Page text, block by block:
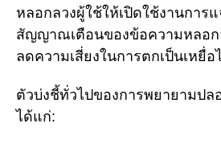
หลอกลวงผู้ใช้ให้เปิดใช้งานการ
สัญญาณเตือนของข้อความหลอก
ลดความเสี่ยงในการตกเป็นเหยื่อ
ตัวบ่งชี้ทั่วไปของการพยายามปล
ได้แก่: